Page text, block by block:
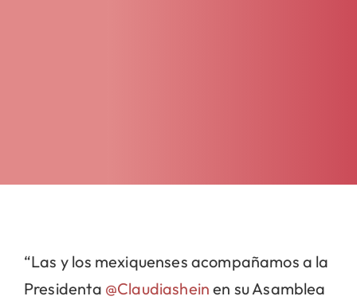
“Las y los mexiquenses acompañamos a la
Presidenta @Claudiashein en su Asamblea